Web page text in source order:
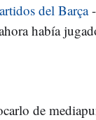
del Barça
había
de